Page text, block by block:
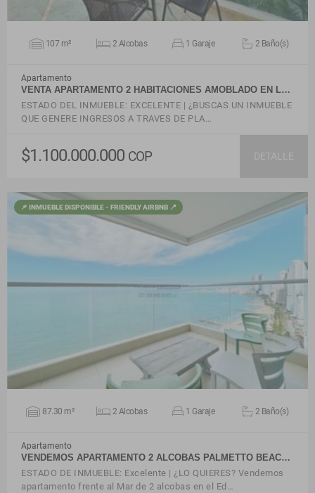
107 m² 2 Alcobas 1 Garaje 2 Baño(s)
Apartamento
VENTA APARTAMENTO 2 HABITACIONES AMOBLADO EN L…
ESTADO DEL INMUEBLE: EXCELENTE | ¿BUSCAS UN INMUEBLE
QUE GENERE INGRESOS A TRAVES DE PLA…
$1.100.000.000 COP DETALLE
📌 INMUEBLE DISPONIBLE - FRIENDLY AIRBNB 📍
VER DETALLES
87.30 m² 2 Alcobas 1 Garaje 2 Baño(s)
Apartamento
VENDEMOS APARTAMENTO 2 ALCOBAS PALMETTO BEAC…
ESTADO DE INMUEBLE: Excelente | ¿LO QUIERES? Vendemos
apartamento frente al Mar de 2 alcobas en el Ed…